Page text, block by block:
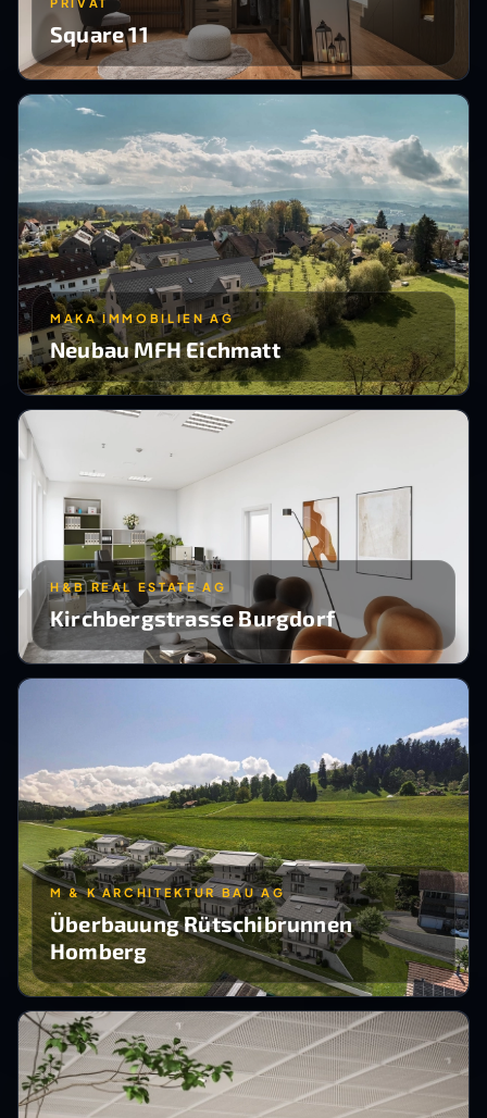
PRIVAT
Square 11
MAKA IMMOBILIEN AG
Neubau MFH Eichmatt
H&B REAL ESTATE AG
Kirchbergstrasse Burgdorf
M & K ARCHITEKTUR BAU AG
Überbauung Rütschibrunnen
Homberg